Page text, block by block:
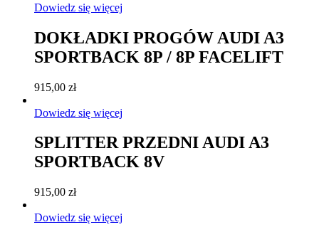
Dowiedz się więcej
DOKŁADKI PROGÓW AUDI A3
SPORTBACK 8P / 8P FACELIFT
915,00 zł
Dowiedz się więcej
SPLITTER PRZEDNI AUDI A3
SPORTBACK 8V
915,00 zł
Dowiedz się więcej